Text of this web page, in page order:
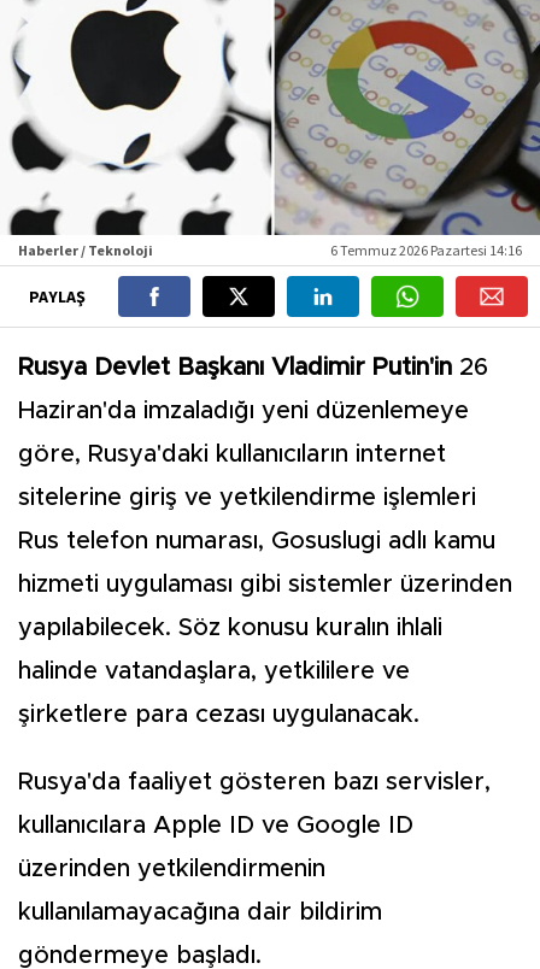
Haberler / Teknoloji 6 Temmuz 2026 Pazartesi 14:16
PAYLAŞ
Rusya Devlet Başkanı Vladimir Putin'in 26
Haziran'da imzaladığı yeni düzenlemeye
göre, Rusya'daki kullanıcıların internet
sitelerine giriş ve yetkilendirme işlemleri
Rus telefon numarası, Gosuslugi adlı kamu
hizmeti uygulaması gibi sistemler üzerinden
yapılabilecek. Söz konusu kuralın ihlali
halinde vatandaşlara, yetkililere ve
şirketlere para cezası uygulanacak.
Rusya'da faaliyet gösteren bazı servisler,
kullanıcılara Apple ID ve Google ID
üzerinden yetkilendirmenin
kullanılamayacağına dair bildirim
göndermeye başladı.